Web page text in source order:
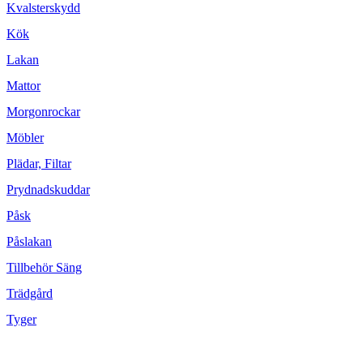
Kvalsterskydd
Kök
Lakan
Mattor
Morgonrockar
Möbler
Plädar, Filtar
Prydnadskuddar
Påsk
Påslakan
Tillbehör Säng
Trädgård
Tyger